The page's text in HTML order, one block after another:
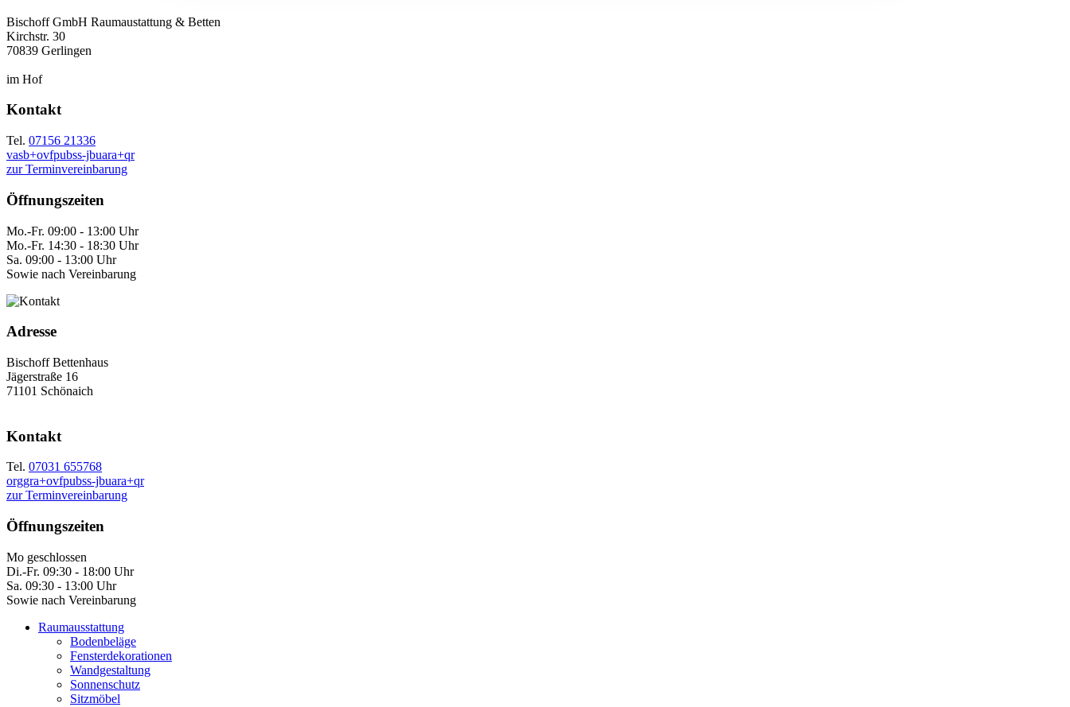
Bischoff GmbH Raumaustattung & Betten
Kirchstr. 30
70839 Gerlingen
im Hof
Kontakt
Tel. 07156 21336
vasb+ovfpubss-jbuara+qr
zur Terminvereinbarung
Öffnungszeiten
Mo.-Fr. 09:00 - 13:00 Uhr
Mo.-Fr. 14:30 - 18:30 Uhr
Sa. 09:00 - 13:00 Uhr
Sowie nach Vereinbarung
Adresse
Bischoff Bettenhaus
Jägerstraße 16
71101 Schönaich
Kontakt
Tel. 07031 655768
orggra+ovfpubss-jbuara+qr
zur Terminvereinbarung
Öffnungszeiten
Mo geschlossen
Di.-Fr. 09:30 - 18:00 Uhr
Sa. 09:30 - 13:00 Uhr
Sowie nach Vereinbarung
Raumausstattung
Bodenbeläge
Fensterdekorationen
Wandgestaltung
Sonnenschutz
Sitzmöbel